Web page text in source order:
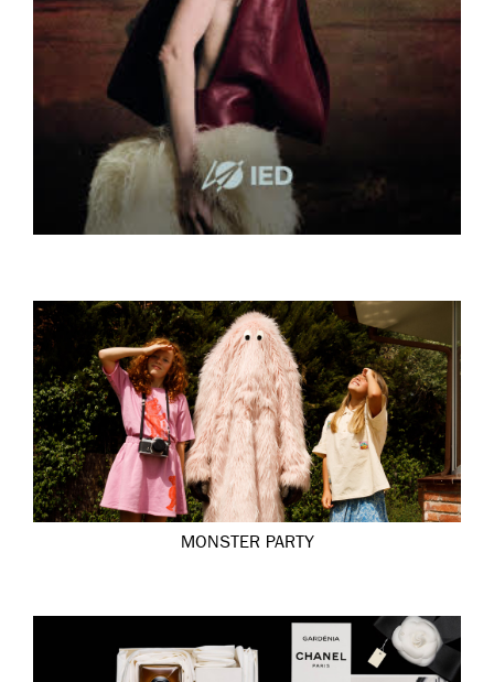
MONSTER PARTY